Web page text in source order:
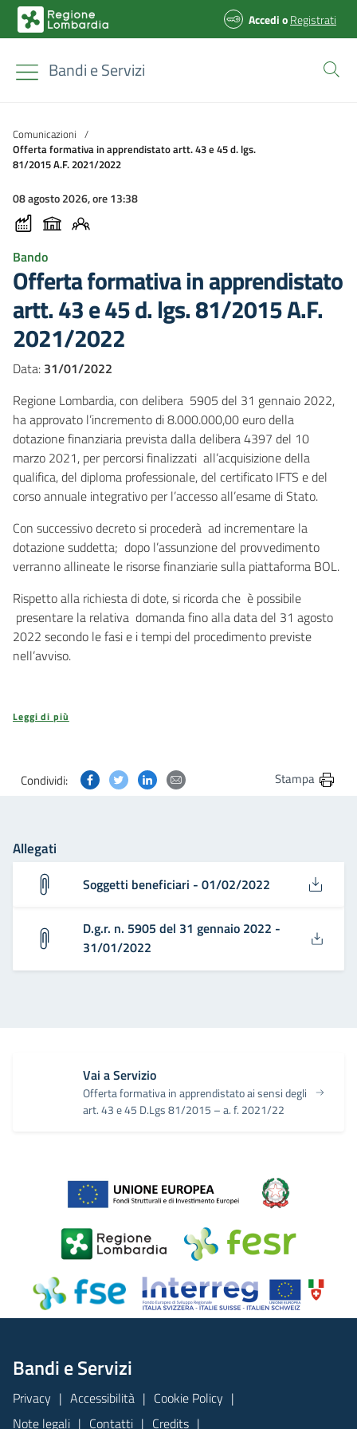
AccedioRegistrati
Bandi e Servizi
Comunicazioni /
Offerta formativa in apprendistato artt. 43 e 45 d. lgs.
81/2015 A.F. 2021/2022
08 agosto 2026, ore 13:38
Bando
Offerta formativa in apprendistato
artt. 43 e 45 d. lgs. 81/2015 A.F.
2021/2022
Data: 31/01/2022
Regione Lombardia, con delibera 5905 del 31 gennaio 2022,
ha approvato l’incremento di 8.000.000,00 euro della
dotazione finanziaria prevista dalla delibera 4397 del 10
marzo 2021, per percorsi finalizzati all’acquisizione della
qualifica, del diploma professionale, del certificato IFTS e del
corso annuale integrativo per l’accesso all’esame di Stato.
Con successivo decreto si procederà ad incrementare la
dotazione suddetta; dopo l’assunzione del provvedimento
verranno allineate le risorse finanziarie sulla piattaforma BOL.
Rispetto alla richiesta di dote, si ricorda che è possibile
presentare la relativa domanda fino alla data del 31 agosto
2022 secondo le fasi e i tempi del procedimento previste
nell’avviso.
Leggi di più
Condividi: Condividi questa pagina su Facebook
Condividi questa pagina su Twitter
Condividi questa pagina su Linkedin
Condividi questa pagina via
Stampa
Allegati
Soggetti beneficiari - 01/02/2022
D.g.r. n. 5905 del 31 gennaio 2022 -
31/01/2022
Vai a Servizio
Offerta formativa in apprendistato ai sensi degli
art. 43 e 45 D.Lgs 81/2015 – a. f. 2021/22
Bandi e Servizi
Privacy Accessibilità
Cookie Policy
Note legali
Contatti Credits